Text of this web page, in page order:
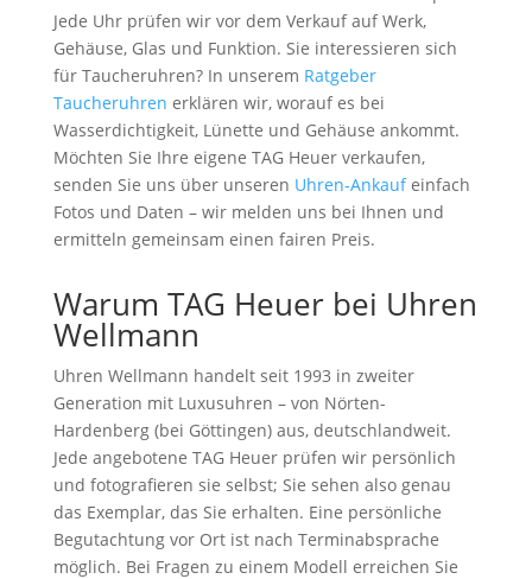
Jede Uhr prüfen wir vor dem Verkauf auf Werk,
Gehäuse, Glas und Funktion. Sie interessieren sich
für Taucheruhren? In unserem Ratgeber
Taucheruhren erklären wir, worauf es bei
Wasserdichtigkeit, Lünette und Gehäuse ankommt.
Möchten Sie Ihre eigene TAG Heuer verkaufen,
senden Sie uns über unseren Uhren-Ankaufeinfach
Fotos und Daten – wir melden uns bei Ihnen und
ermitteln gemeinsam einen fairen Preis.
Warum TAG Heuer bei Uhren
Wellmann
Uhren Wellmann handelt seit 1993 in zweiter
Generation mit Luxusuhren – von Nörten-
Hardenberg (bei Göttingen) aus, deutschlandweit.
Jede angebotene TAG Heuer prüfen wir persönlich
und fotografieren sie selbst; Sie sehen also genau
das Exemplar, das Sie erhalten. Eine persönliche
Begutachtung vor Ort ist nach Terminabsprache
möglich. Bei Fragen zu einem Modell erreichen Sie